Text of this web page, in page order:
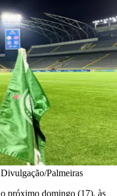
Divulgação/Palmeiras
próximo domingo (17), às